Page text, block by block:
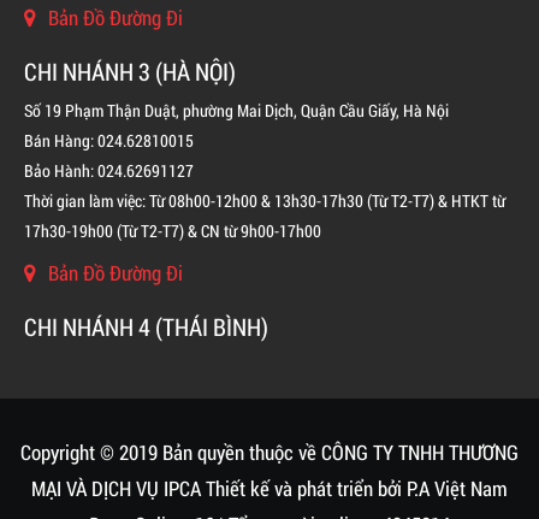
BÌNH CHỮA CHÁY KHÍ FM200 CHO TỦ ĐIỆN
Bản Đồ Đường Đi
CHI NHÁNH 3 (HÀ NỘI)
Số 19 Phạm Thận Duật, phường Mai Dịch, Quận Cầu Giấy, Hà Nội
Bán Hàng: 024.62810015
Bảo Hành: 024.62691127
Thời gian làm việc: Từ 08h00-12h00 & 13h30-17h30 (Từ T2-T7) & HTKT từ
17h30-19h00 (Từ T2-T7) & CN từ 9h00-17h00
Bản Đồ Đường Đi
CHI NHÁNH 4 (THÁI BÌNH)
Copyright © 2019 Bản quyền thuộc về CÔNG TY TNHH THƯƠNG
MẠI VÀ DỊCH VỤ IPCAThiết kế và phát triển bởi P.A Việt Nam